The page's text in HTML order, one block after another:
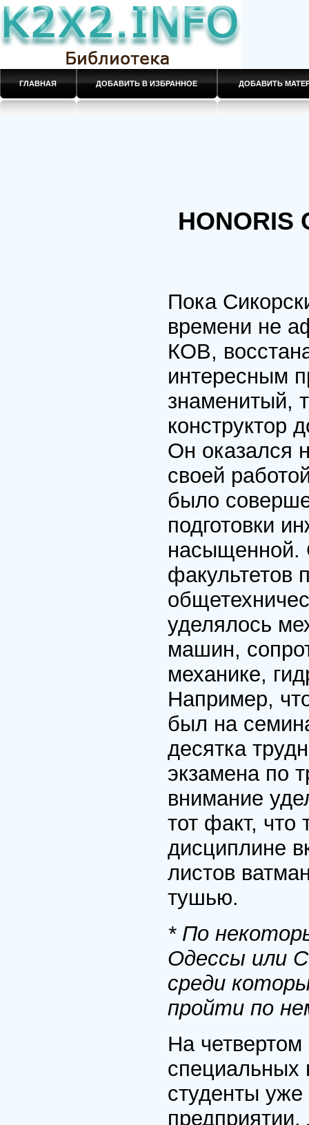
ГЛАВНАЯ ДОБАВИТЬ В ИЗБРАННОЕ ДОБАВИТЬ
HONORIS
Пока
времени не
КОВ,
интересным
знаменитый,
конструктор
Он оказался
своей
было
подготовки
насыщенной.
факультетов
уделялось
машин,
механике,
Например,
был на
десятка
экзамена по
внимание
тот факт, что
дисциплине
листов
тушью.
* По
Одессы или
среди
пройти по
На четвертом
специальных
студенты